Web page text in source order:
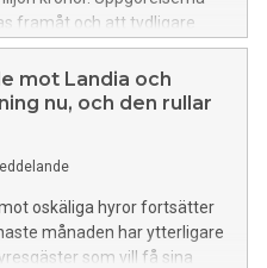
framåt och att tydligare
mot Landia och
nu, och den rullar
oskäliga hyror fortsätter
månaden har ytterligare
som vill få sina